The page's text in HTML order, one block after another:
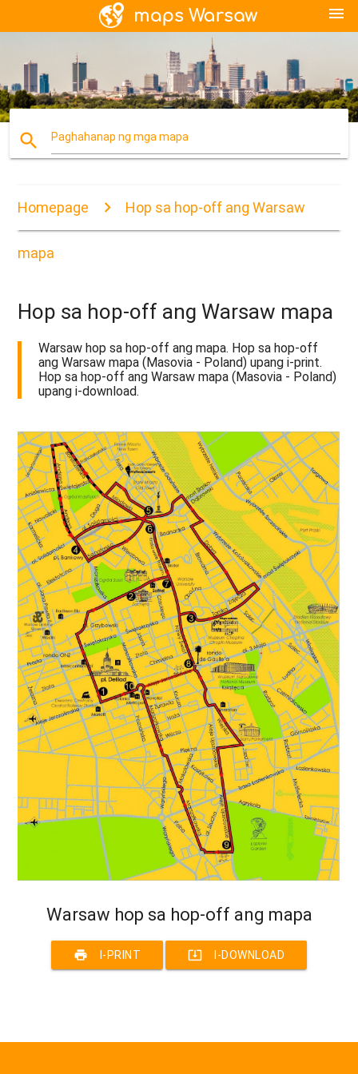
menu
search Paghahanap ng mga mapa
Homepage Hop sa hop-off ang Warsaw
mapa
Hop sa hop-off ang Warsaw mapa
Warsaw hop sa hop-off ang mapa. Hop sa hop-off
ang Warsaw mapa (Masovia - Poland) upang i-print.
Hop sa hop-off ang Warsaw mapa (Masovia - Poland)
upang i-download.
Warsaw hop sa hop-off ang mapa
print I-PRINT system_update_alt I-DOWNLOAD